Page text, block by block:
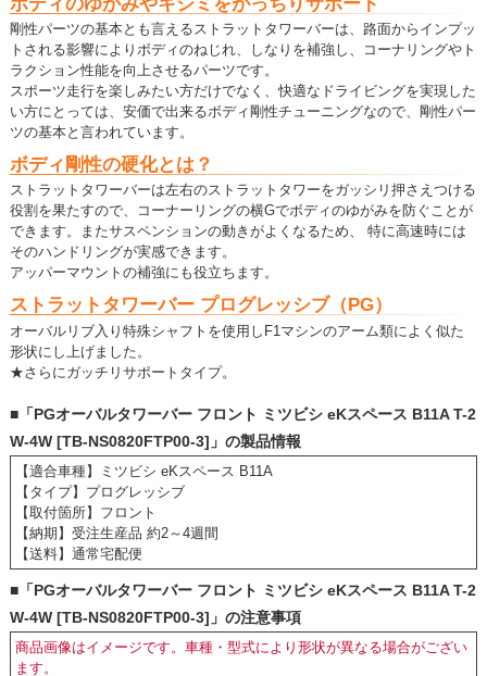
剛性パーツの基本とも言えるストラットタワーバーは、路面からインプッ
トされる影響によりボディのねじれ、しなりを補強し、コーナリングやト
ラクション性能を向上させるパーツです。
スポーツ走行を楽しみたい方だけでなく、快適なドライビングを実現した
い方にとっては、安価で出来るボディ剛性チューニングなので、剛性パー
ツの基本と言われています。
ボディ剛性の硬化とは？
ストラットタワーバーは左右のストラットタワーをガッシリ押さえつける
役割を果たすので、コーナーリングの横Gでボディのゆがみを防ぐことが
できます。またサスペンションの動きがよくなるため、 特に高速時には
そのハンドリングが実感できます。
アッパーマウントの補強にも役立ちます。
ストラットタワーバー プログレッシブ（PG）
オーバルリブ入り特殊シャフトを使用しF1マシンのアーム類によく似た
形状にし上げました。
★さらにガッチリサポートタイプ。
■「PGオーバルタワーバー フロント ミツビシ eKスペース B11A T-2
W-4W [TB-NS0820FTP00-3]」の製品情報
【適合車種】ミツビシ eKスペース B11A
【タイプ】プログレッシブ
【取付箇所】フロント
【納期】受注生産品 約2～4週間
【送料】通常宅配便
■「PGオーバルタワーバー フロント ミツビシ eKスペース B11A T-2
W-4W [TB-NS0820FTP00-3]」の注意事項
商品画像はイメージです。車種・型式により形状が異なる場合がござい
ます。